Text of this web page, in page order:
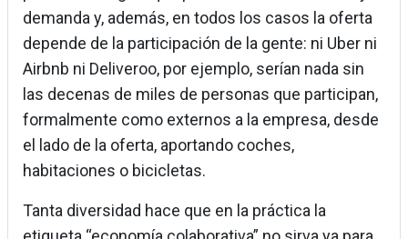
demanda y, además, en todos los casos la oferta
depende de la participación de la gente: ni Uber ni
Airbnb ni Deliveroo, por ejemplo, serían nada sin
las decenas de miles de personas que participan,
formalmente como externos a la empresa, desde
el lado de la oferta, aportando coches,
habitaciones o bicicletas.
Tanta diversidad hace que en la práctica la